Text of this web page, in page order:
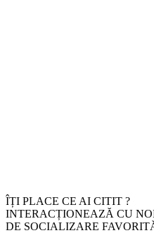
ÎȚI PLACE CE AI CITIT ?
INTERACȚIONEAZĂ CU
DE SOCIALIZARE